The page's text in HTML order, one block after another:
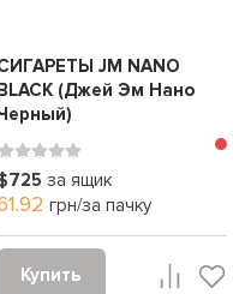
JM NANO
(Джей Эм Нано
за ящик
грн/за пачку
Купить